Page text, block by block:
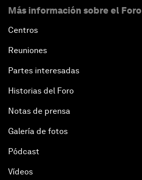
Más información sobre el Foro
Centros
Reuniones
Partes interesadas
Historias del Foro
Notas de prensa
Galería de fotos
Pódcast
Vídeos